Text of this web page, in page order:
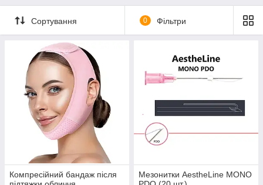
Сортування 0 Фільтри
Компресійний бандаж після
Мезонитки AestheLine MONO